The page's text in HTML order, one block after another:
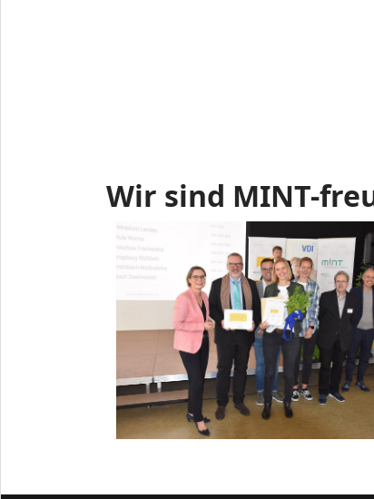
Wir sind MINT-